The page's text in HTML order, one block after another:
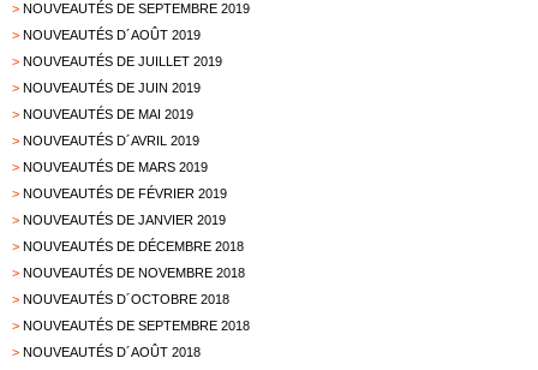
> NOUVEAUTÉS DE SEPTEMBRE 2019
> NOUVEAUTÉS D´AOÛT 2019
> NOUVEAUTÉS DE JUILLET 2019
> NOUVEAUTÉS DE JUIN 2019
> NOUVEAUTÉS DE MAI 2019
> NOUVEAUTÉS D´AVRIL 2019
> NOUVEAUTÉS DE MARS 2019
> NOUVEAUTÉS DE FÉVRIER 2019
> NOUVEAUTÉS DE JANVIER 2019
> NOUVEAUTÉS DE DÉCEMBRE 2018
> NOUVEAUTÉS DE NOVEMBRE 2018
> NOUVEAUTÉS D´OCTOBRE 2018
> NOUVEAUTÉS DE SEPTEMBRE 2018
> NOUVEAUTÉS D´AOÛT 2018